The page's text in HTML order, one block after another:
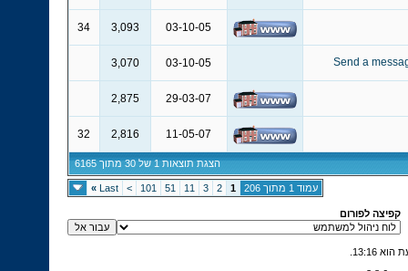
03-10-05
3,093
34
03-10-05
3,070
29-03-07
2,875
11-05-07
2,816
32
הצגת תוצאות 1 של 30 מתוך 6165
עמוד 1 מתוך 206 1
2
3
11
51
101
>
Last
»
קפיצה לפורום
13:16